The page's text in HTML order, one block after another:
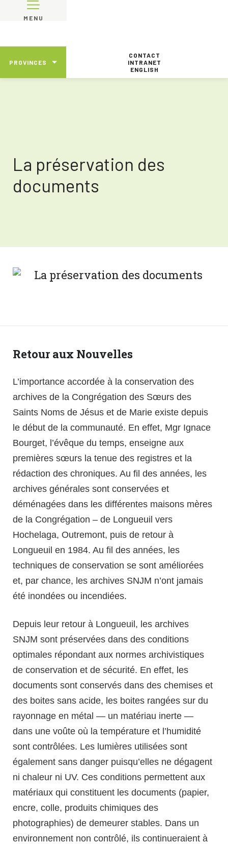
MENU
PROVINCES
CONTACT
INTRANET
ENGLISH
La préservation des
documents
Retour aux Nouvelles
L’importance accordée à la conservation des
archives de la Congrégation des Sœurs des
Saints Noms de Jésus et de Marie existe depuis
le début de la communauté. En effet, Mgr Ignace
Bourget, l’évêque du temps, enseigne aux
premières sœurs la tenue des registres et la
rédaction des chroniques. Au fil des années, les
archives générales sont conservées et
déménagées dans les différentes maisons mères
de la Congrégation – de Longueuil vers
Hochelaga, Outremont, puis de retour à
Longueuil en 1984. Au fil des années, les
techniques de conservation se sont améliorées
et, par chance, les archives SNJM n’ont jamais
été inondées ou incendiées.
Depuis leur retour à Longueuil, les archives
SNJM sont préservées dans des conditions
optimales répondant aux normes archivistiques
de conservation et de sécurité. En effet, les
documents sont conservés dans des chemises et
des boites sans acide, les boites rangées sur du
rayonnage en métal — un matériau inerte —
dans une voûte où la température et l’humidité
sont contrôlées. Les lumières utilisées sont
également sans danger puisqu’elles ne dégagent
ni chaleur ni UV. Ces conditions permettent aux
matériaux qui constituent les documents (papier,
encre, colle, produits chimiques des
photographies) de demeurer stables. Dans un
environnement non contrôlé, ils continueraient à